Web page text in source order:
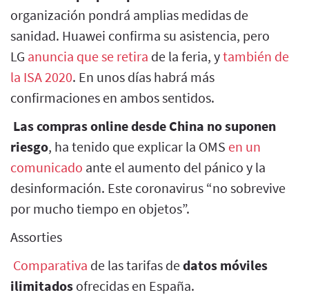
organización pondrá amplias medidas de
sanidad. Huawei confirma su asistencia, pero
LG anuncia que se retira de la feria, ytambién de
la ISA 2020. En unos días habrá más
confirmaciones en ambos sentidos.
Las compras online desde China no suponen
riesgo, ha tenido que explicar la OMS en un
comunicado ante el aumento del pánico y la
desinformación. Este coronavirus “no sobrevive
por mucho tiempo en objetos”.
Assorties
Comparativa de las tarifas dedatos móviles
ilimitados ofrecidas en España.